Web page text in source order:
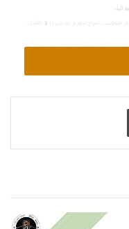
طباعة